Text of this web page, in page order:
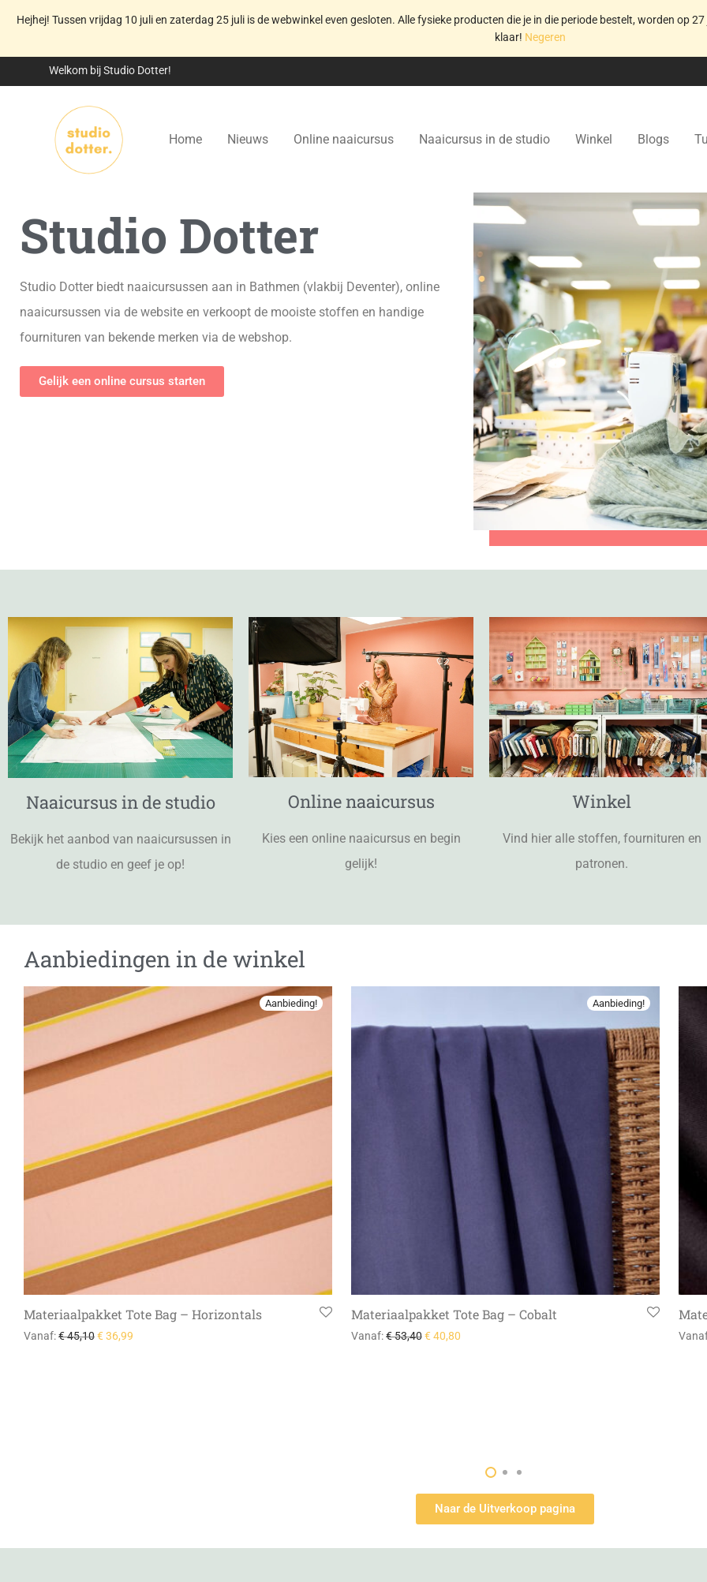
Hejhej! Tussen vrijdag 10 juli en zaterdag 25 juli is de webwinkel even gesloten. Alle fysieke producten die je in die periode bestelt, worden op
klaar! Negeren
Welkom bij Studio Dotter!
Home Nieuws Online naaicursus Naaicursus in de studio Winkel Blogs
Studio Dotter
Studio Dotter biedt naaicursussen aan in Bathmen (vlakbij Deventer), online
naaicursussen via de website en verkoopt de mooiste stoffen en handige
fournituren van bekende merken via de webshop.
Gelijk een online cursus starten
Naaicursus in de studio
Bekijk het aanbod van naaicursussen in
de studio en geef je op!
Online naaicursus
Kies een online naaicursus en begin
gelijk!
Winkel
Vind hier alle stoffen, fournituren en
patronen.
Aanbiedingen in de winkel
Aanbieding!
Materiaalpakket Tote Bag – Horizontals
Vanaf:€45,10€ 36,99
Aanbieding!
Materiaalpakket Tote Bag – Cobalt
Vanaf:€53,40€ 40,80
Naar de Uitverkoop pagina